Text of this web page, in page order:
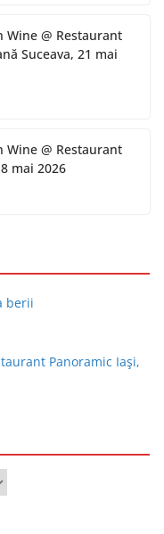
Wine @ Restaurant
Suceava, 21 mai
Wine @ Restaurant
mai 2026
berii
Panoramic Iaşi,